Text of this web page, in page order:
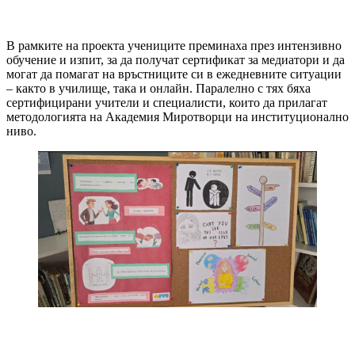
В рамките на проекта учениците преминаха през интензивно
обучение и изпит, за да получат сертификат за медиатори и да
могат да помагат на връстниците си в ежедневните ситуации
– както в училище, така и онлайн. Паралелно с тях бяха
сертифицирани учители и специалисти, които да прилагат
методологията на Академия Миротворци на институционално
ниво.